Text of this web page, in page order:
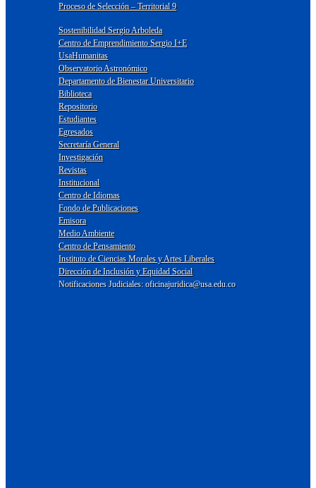
Proceso de Selección – Territorial 9
Sostenibilidad Sergio Arboleda
Centro de Emprendimiento Sergio I+E
UsaHumanitas
Observatorio Astronómico
Departamento de Bienestar Universitario
Biblioteca
Repositorio
Estudiantes
Egresados
Secretaría General
Investigación
Revistas
Institucional
Centro de Idiomas
Fondo de Publicaciones
Emisora
Medio Ambiente
Centro de Pensamiento
Instituto de Ciencias Morales y Artes Liberales
Dirección de Inclusión y Equidad Social
Notificaciones Judiciales: oficinajuridica@usa.edu.co